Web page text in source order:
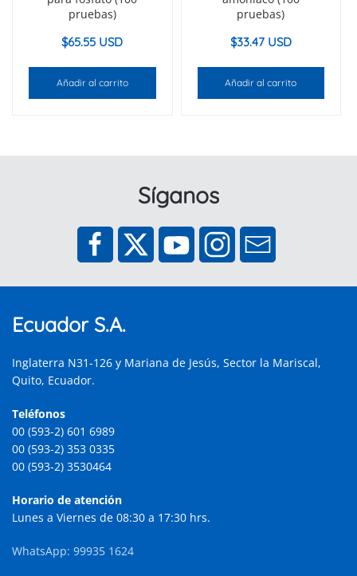
pruebas)
$65.55 USD
Añadir al carrito
pruebas)
$33.47 USD
Añadir al carrito
Síganos
Ecuador S.A.
Inglaterra N31-126 y Mariana de Jesús, Sector la Mariscal,
Quito, Ecuador.
Teléfonos
00 (593-2) 601 6989
00 (593-2) 353 0335
00 (593-2) 3530464
Horario de atención
Lunes a Viernes de 08:30 a 17:30 hrs.
WhatsApp: 99935 1624